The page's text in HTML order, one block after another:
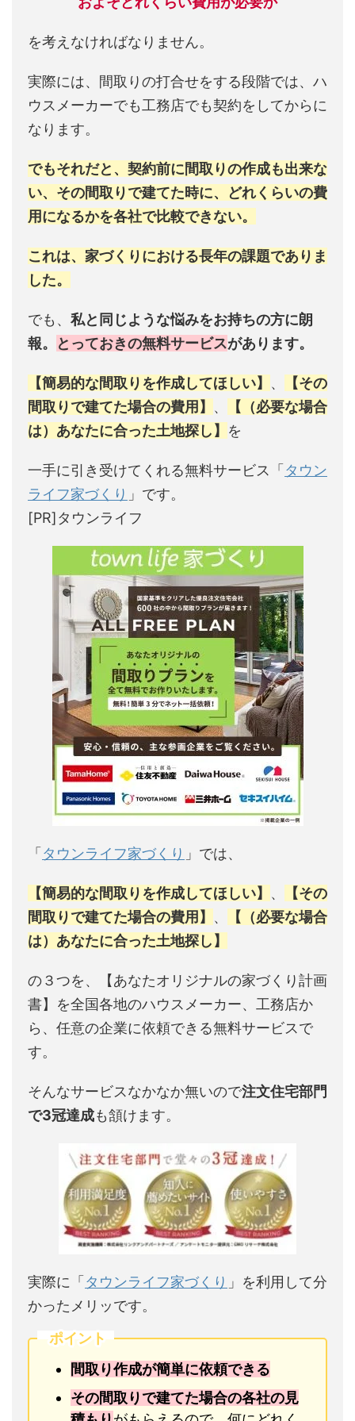
を考えなければなりません。
実際には、間取りの打合せをする段階では、ハ
ウスメーカーでも工務店でも契約をしてからに
なります。
でもそれだと、契約前に間取りの作成も出来な
い、その間取りで建てた時に、どれくらいの費
用になるかを各社で比較できない。
これは、家づくりにおける長年の課題でありま
した。
でも、 私と同じような悩みをお持ちの方に朗
報。
とっておきの無料サービスがあります。
【簡易的な間取りを作成してほしい】 、
【その
間取りで建てた場合の費用】 、
【（必要な場合
は）あなたに合った土地探し】 を
一手に引き受けてくれる無料サービス「タウン
ライフ家づくり 」です。
[PR]タウンライフ
「タウンライフ家づくり 」では、
【簡易的な間取りを作成してほしい】 、
【その
間取りで建てた場合の費用】 、
【（必要な場合
は）あなたに合った土地探し】
の３つを、【あなたオリジナルの家づくり計画
書】を全国各地のハウスメーカー、工務店か
ら、任意の企業に依頼できる無料サービスで
す。
そんなサービスなかなか無いので注文住宅部門
で3冠達成も頷けます。
実際に「タウンライフ家づくり 」を利用して分
かったメリッです。
ポイント
間取り作成が簡単に依頼できる
その間取りで建てた場合の各社の見